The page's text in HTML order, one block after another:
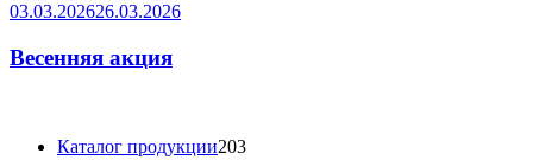
03.03.202626.03.2026
Весенняя акция
Каталог продукции203203